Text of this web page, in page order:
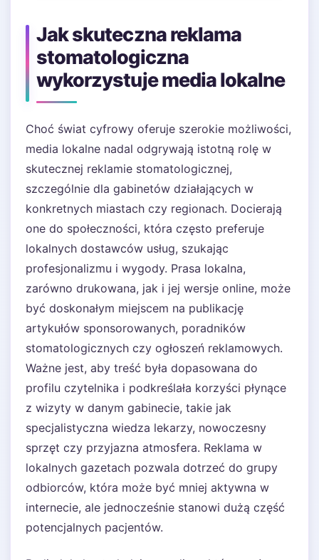
Jak skuteczna reklama
stomatologiczna
wykorzystuje media lokalne
Choć świat cyfrowy oferuje szerokie możliwości,
media lokalne nadal odgrywają istotną rolę w
skutecznej reklamie stomatologicznej,
szczególnie dla gabinetów działających w
konkretnych miastach czy regionach. Docierają
one do społeczności, która często preferuje
lokalnych dostawców usług, szukając
profesjonalizmu i wygody. Prasa lokalna,
zarówno drukowana, jak i jej wersje online, może
być doskonałym miejscem na publikację
artykułów sponsorowanych, poradników
stomatologicznych czy ogłoszeń reklamowych.
Ważne jest, aby treść była dopasowana do
profilu czytelnika i podkreślała korzyści płynące
z wizyty w danym gabinecie, takie jak
specjalistyczna wiedza lekarzy, nowoczesny
sprzęt czy przyjazna atmosfera. Reklama w
lokalnych gazetach pozwala dotrzeć do grupy
odbiorców, która może być mniej aktywna w
internecie, ale jednocześnie stanowi dużą część
potencjalnych pacjentów.